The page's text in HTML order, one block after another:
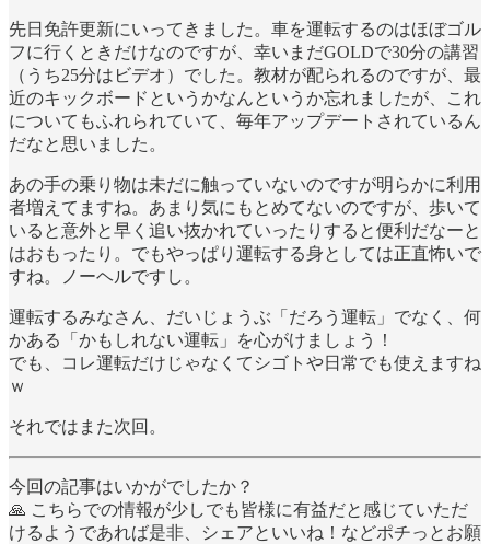
先日免許更新にいってきました。車を運転するのはほぼゴル
フに行くときだけなのですが、幸いまだGOLDで30分の講習
（うち25分はビデオ）でした。教材が配られるのですが、最
近のキックボードというかなんというか忘れましたが、これ
についてもふれられていて、毎年アップデートされているん
だなと思いました。
あの手の乗り物は未だに触っていないのですが明らかに利用
者増えてますね。あまり気にもとめてないのですが、歩いて
いると意外と早く追い抜かれていったりすると便利だなーと
はおもったり。でもやっぱり運転する身としては正直怖いで
すね。ノーヘルですし。
運転するみなさん、だいじょうぶ「だろう運転」でなく、何
かある「かもしれない運転」を心がけましょう！
でも、コレ運転だけじゃなくてシゴトや日常でも使えますね
ｗ
それではまた次回。
今回の記事はいかがでしたか？
🙏 こちらでの情報が少しでも皆様に有益だと感じていただ
けるようであれば是非、シェアといいね！などポチっとお願